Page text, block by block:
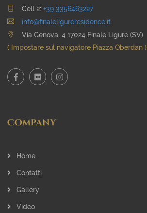
Cell 2: +39 3356463227
info@finaleligureresidence.it
Via Genova, 4 17024 Finale Ligure (SV)
( Impostare sul navigatore Piazza Oberdan )
Company
Home
Contatti
Gallery
Video